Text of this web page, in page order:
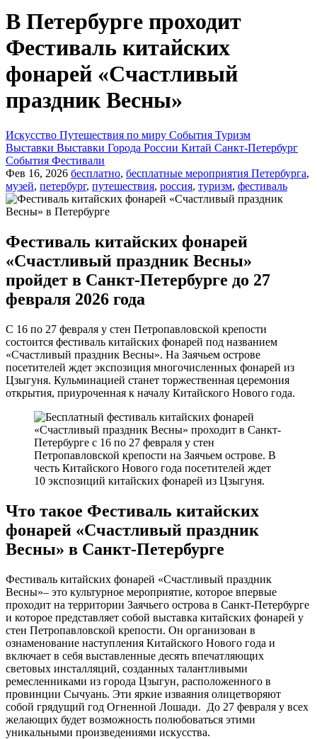
В Петербурге проходит
Фестиваль китайских
фонарей «Счастливый
праздник Весны»
Искусство Путешествия по миру События Туризм
Выставки Выставки Города России Китай Санкт-Петербург
События Фестивали
Фев 16, 2026 бесплатно, бесплатные мероприятия Петербурга,
музей, петербург, путешествия, россия, туризм, фестиваль
Фестиваль китайских фонарей
«Счастливый праздник Весны»
пройдет в Санкт-Петербурге до 27
февраля 2026 года
С 16 по 27 февраля у стен Петропавловской крепости
состоится фестиваль китайских фонарей под названием
«Счастливый праздник Весны». На Заячьем острове
посетителей ждет экспозиция многочисленных фонарей из
Цзыгуня. Кульминацией станет торжественная церемония
открытия, приуроченная к началу Китайского Нового года.
Что такое Фестиваль китайских
фонарей «Счастливый праздник
Весны» в Санкт-Петербурге
Фестиваль китайских фонарей «Счастливый праздник
Весны»– это культурное мероприятие, которое впервые
проходит на территории Заячьего острова в Санкт-Петербурге
и которое представляет собой выставка китайских фонарей у
стен Петропавловской крепости. Он организован в
ознаменование наступления Китайского Нового года и
включает в себя выставленные десять впечатляющих
световых инсталляций, созданных талантливыми
ремесленниками из города Цзыгун, расположенного в
провинции Сычуань. Эти яркие изваяния олицетворяют
собой грядущий год Огненной Лошади. До 27 февраля у всех
желающих будет возможность полюбоваться этими
уникальными произведениями искусства.